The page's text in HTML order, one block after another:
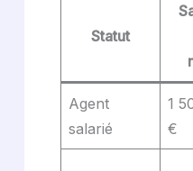
Statut
Agent
salarié
1
€